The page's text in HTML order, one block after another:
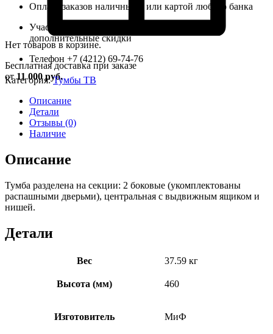
Нет товаров в корзине.
Бесплатная доставка при заказе
от11 000 руб.
Оплата заказов наличными или картой любого банка
Участвуйте в бонусном клубе, получайте
дополнительные скидки
Телефон +7 (4212) 69-74-76
Категория: Тумбы ТВ
Описание
Детали
Отзывы (0)
Наличие
Описание
Тумба разделена на секции: 2 боковые (укомплектованы
распашными дверьми), центральная с выдвижным ящиком и
нишей.
Детали
Вес 37.59 кг
Высота (мм) 460
Изготовитель МиФ